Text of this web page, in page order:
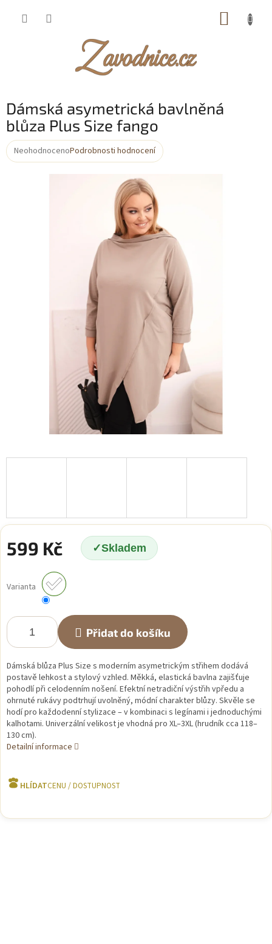
Dámská asymetrická bavlněná
blůza Plus Size fango
Průměrné
NeohodnocenoPodrobnosti hodnocení
599 Kč Skladem
cena:
Varianta
Přidat do košíku
Dámská blůza Plus Size s moderním asymetrickým střihem dodává
postavě lehkost a stylový vzhled. Měkká, elastická bavlna zajišťuje
pohodlí při celodenním nošení. Efektní netradiční výstřih vpředu a
ohrnuté rukávy podtrhují uvolněný, módní charakter blůzy. Skvěle se
hodí pro každodenní stylizace – v kombinaci s legínami i jednoduchými
kalhotami. Univerzální velikost je vhodná pro XL–3XL (hrudník cca 118–
130 cm).
Detailní informace
HLÍDAT